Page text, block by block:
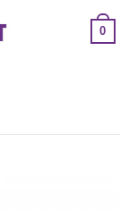
0